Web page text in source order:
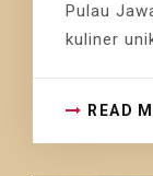
Pulau
kuliner
READ